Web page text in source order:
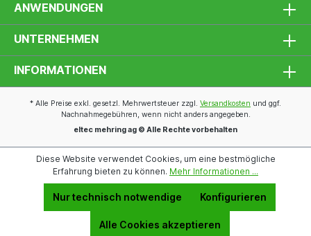
ANWENDUNGEN
UNTERNEHMEN
INFORMATIONEN
* Alle Preise exkl. gesetzl. Mehrwertsteuer zzgl. Versandkosten und ggf.
Nachnahmegebühren, wenn nicht anders angegeben.
eltec mehring ag © Alle Rechte vorbehalten
Diese Website verwendet Cookies, um eine bestmögliche
Erfahrung bieten zu können. Mehr Informationen ...
Nur technisch notwendige Konfigurieren
Alle Cookies akzeptieren